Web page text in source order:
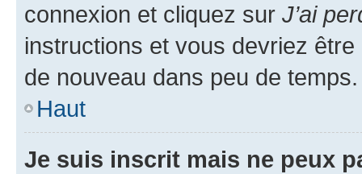
connexion et cliquez sur J’ai
instructions et vous devriez
de nouveau dans peu de temps.
Haut
Je suis inscrit mais ne peux